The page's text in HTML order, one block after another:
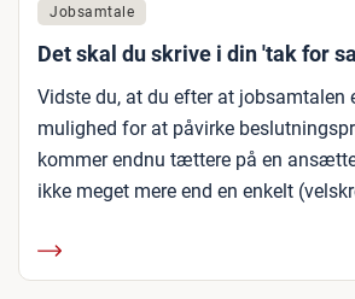
Jobsamtale
Det skal du skrive i din 'tak for
Vidste du, at du efter at jobsamtalen
mulighed for at påvirke
kommer endnu tættere på en
ikke meget mere end en enkelt